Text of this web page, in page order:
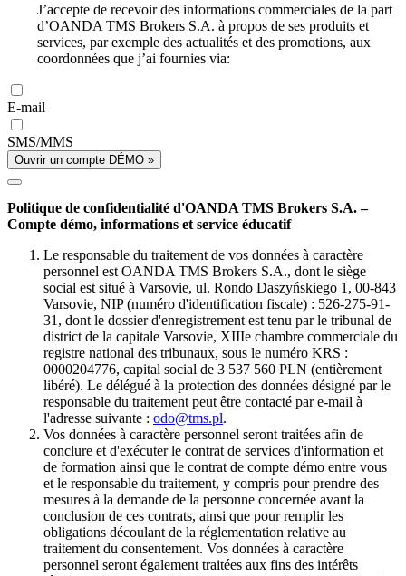
J’accepte de recevoir des informations commerciales de la part
d’OANDA TMS Brokers S.A. à propos de ses produits et
services, par exemple des actualités et des promotions, aux
coordonnées que j’ai fournies via:
E-mail
SMS/MMS
Ouvrir un compte DÉMO »
Politique de confidentialité d'OANDA TMS Brokers S.A. –
Compte démo, informations et service éducatif
Le responsable du traitement de vos données à caractère
personnel est OANDA TMS Brokers S.A., dont le siège
social est situé à Varsovie, ul. Rondo Daszyńskiego 1, 00-843
Varsovie, NIP (numéro d'identification fiscale) : 526-275-91-
31, dont le dossier d'enregistrement est tenu par le tribunal de
district de la capitale Varsovie, XIIIe chambre commerciale du
registre national des tribunaux, sous le numéro KRS :
0000204776, capital social de 3 537 560 PLN (entièrement
libéré). Le délégué à la protection des données désigné par le
responsable du traitement peut être contacté par e-mail à
l'adresse suivante : odo@tms.pl.
Vos données à caractère personnel seront traitées afin de
conclure et d'exécuter le contrat de services d'information et
de formation ainsi que le contrat de compte démo entre vous
et le responsable du traitement, y compris pour prendre des
mesures à la demande de la personne concernée avant la
conclusion de ces contrats, ainsi que pour remplir les
obligations découlant de la réglementation relative au
traitement du consentement. Vos données à caractère
personnel seront également traitées aux fins des intérêts